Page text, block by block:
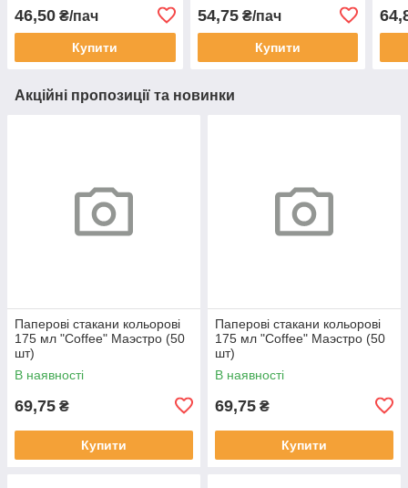
46,50 ₴/пач
Купити
54,75₴/пач
Купити
Акційні пропозиції та новинки
Паперові стакани кольорові
175 мл "Coffee" Маэстро (50
шт)
В наявності
69,75 ₴
Купити
Паперові стакани кольорові
175 мл "Coffee" Маэстро (50
шт)
В наявності
69,75 ₴
Купити